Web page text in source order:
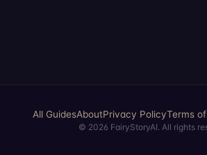
All GuidesAboutPrivacy PolicyTerms
© 2026 FairyStoryAI. All rights